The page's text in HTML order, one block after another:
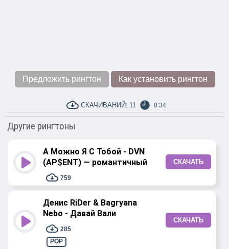
Предложить рингтон Как установить рингтон
СКАЧИВАНИЙ: 11 0:34
Другие рингтоны
А Можно Я С Тобой - DVN
(AP$ENT) — романтичный
759
СКАЧАТЬ
Денис RiDer & Bagryana
Nebo - Давай Вали
285
POP
СКАЧАТЬ